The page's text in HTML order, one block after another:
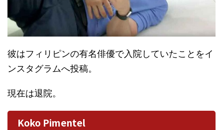
彼はフィリピンの有名俳優で入院していたことをイ
ンスタグラムへ投稿。
現在は退院。
Koko Pimentel